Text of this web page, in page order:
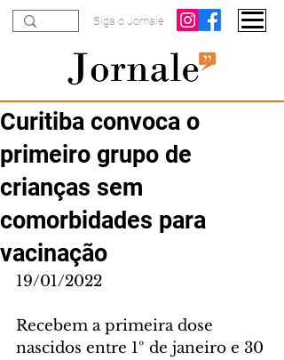
Siga o Jornale
Curitiba convoca o
primeiro grupo de
crianças sem
comorbidades para
vacinação
19/01/2022
Recebem a primeira dose
nascidos entre 1º de janeiro e 30